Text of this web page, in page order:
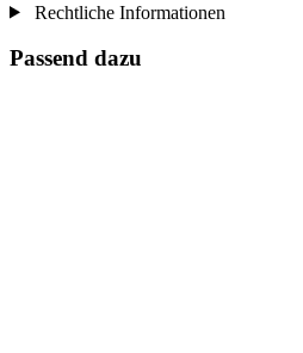
Rechtliche Informationen
Passend dazu